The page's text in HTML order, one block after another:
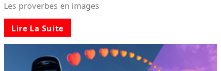
Les proverbes en images
Lire La Suite